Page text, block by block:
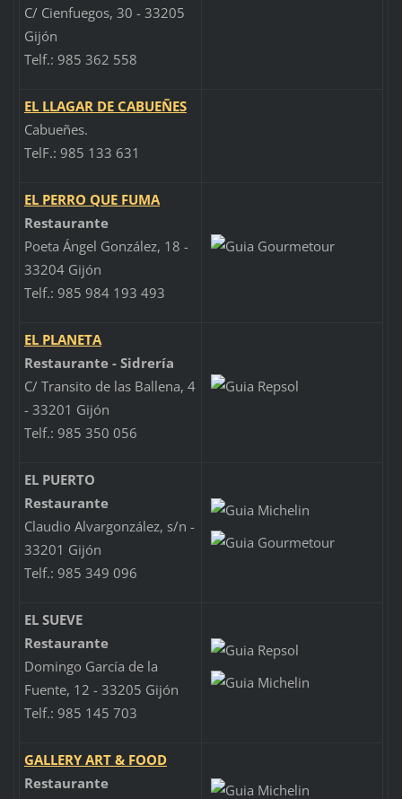
C/ Cienfuegos, 30 - 33205
Gijón
Telf.: 985 362 558
EL LLAGAR DE CABUEÑES
Cabueñes.
TelF.: 985 133 631
EL PERRO QUE FUMA
Restaurante
Poeta Ángel González, 18 -
33204 Gijón
Telf.: 985 984 193 493
EL PLANETA
Restaurante - Sidrería
C/ Transito de las Ballena, 4
- 33201 Gijón
Telf.: 985 350 056
EL PUERTO
Restaurante
Claudio Alvargonzález, s/n -
33201 Gijón
Telf.: 985 349 096
EL SUEVE
Restaurante
Domingo García de la
Fuente, 12 - 33205 Gijón
Telf.: 985 145 703
GALLERY ART & FOOD
Restaurante